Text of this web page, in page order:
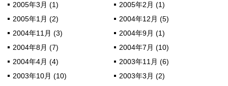
2005年3月 (1)
2005年2月 (1)
2005年1月 (2)
2004年12月 (5)
2004年11月 (3)
2004年9月 (1)
2004年8月 (7)
2004年7月 (10)
2004年4月 (4)
2003年11月 (6)
2003年10月 (10)
2003年3月 (2)